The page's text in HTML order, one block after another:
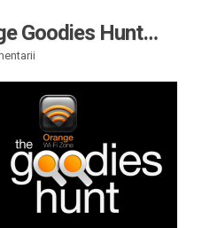
Goodies Hunt…